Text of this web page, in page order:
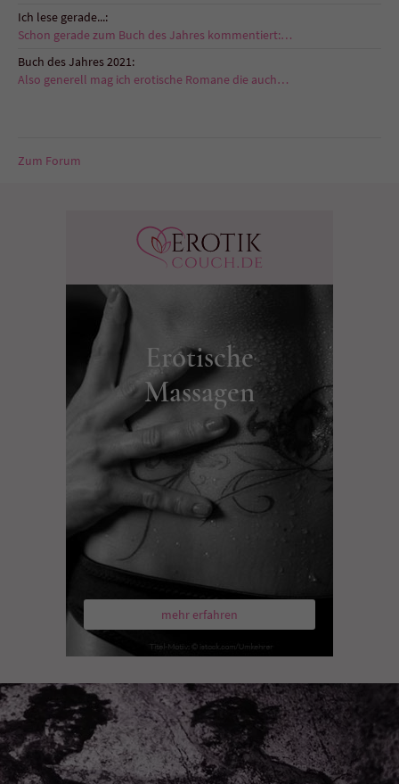
Ich lese gerade...:
Schon gerade zum Buch des Jahres kommentiert:…
Buch des Jahres 2021:
Also generell mag ich erotische Romane die auch…
Zum Forum
Erotische
Massagen
mehr erfahren